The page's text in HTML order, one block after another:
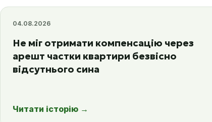
04.08.2026
Не міг отримати компенсацію через
арешт частки квартири безвісно
відсутнього сина
Читати історію →